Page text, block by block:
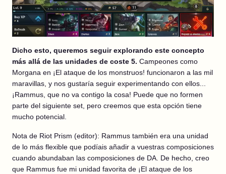
Dicho esto, queremos seguir explorando este concepto
más allá de las unidades de coste 5. Campeones como
Morgana en ¡El ataque de los monstruos! funcionaron a las mil
maravillas, y nos gustaría seguir experimentando con ellos...
¡Rammus, que no va contigo la cosa! Puede que no formen
parte del siguiente set, pero creemos que esta opción tiene
mucho potencial.
Nota de Riot Prism (editor): Rammus también era una unidad
de lo más flexible que podíais añadir a vuestras composiciones
cuando abundaban las composiciones de DA. De hecho, creo
que Rammus fue mi unidad favorita de ¡El ataque de los